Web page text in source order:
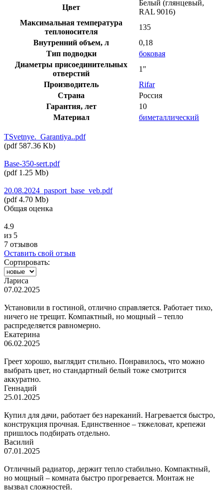
Цвет
Белый (глянцевый,
RAL 9016)
Максимальная температура
теплоносителя
135
Внутренний объем, л
0,18
Тип подводки
боковая
Диаметры присоединительных
отверстий
1"
Производитель
Rifar
Страна
Россия
Гарантия, лет
10
Материал
биметаллический
TSvetnye._Garantiya..pdf
(pdf 587.36 Kb)
Base-350-sert.pdf
(pdf 1.25 Mb)
20.08.2024_pasport_base_veb.pdf
(pdf 4.70 Mb)
Общая оценка
4.9
из 5
7 отзывов
Оставить свой отзыв
Сортировать:
Лариса
07.02.2025
Установили в гостиной, отлично справляется. Работает тихо,
ничего не трещит. Компактный, но мощный – тепло
распределяется равномерно.
Екатерина
06.02.2025
Греет хорошо, выглядит стильно. Понравилось, что можно
выбрать цвет, но стандартный белый тоже смотрится
аккуратно.
Геннадий
25.01.2025
Купил для дачи, работает без нареканий. Нагревается быстро,
конструкция прочная. Единственное – тяжеловат, крепежи
пришлось подбирать отдельно.
Василий
07.01.2025
Отличный радиатор, держит тепло стабильно. Компактный,
но мощный – комната быстро прогревается. Монтаж не
вызвал сложностей.